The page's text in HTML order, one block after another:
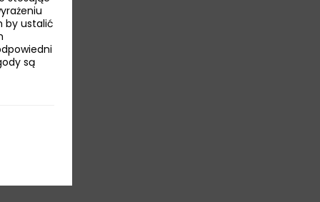
by ustalić
są